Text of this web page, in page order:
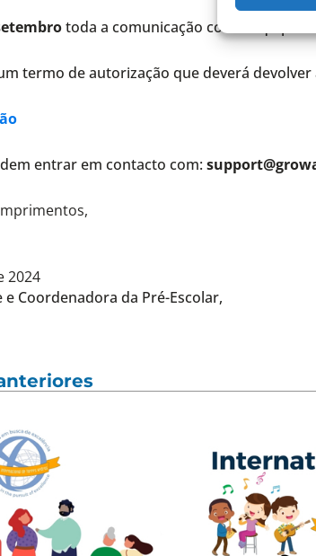
toda a comunicação com a equipa
termo de autorização que deverá devolver
entrar em contacto com:
2024
Coordenadora da Pré-Escolar,